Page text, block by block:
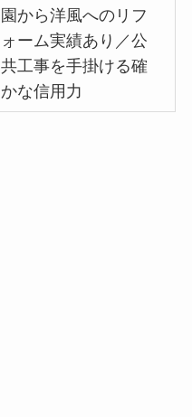
園から洋風へのリフ
ォーム実績あり／公
共工事を手掛ける確
かな信用力